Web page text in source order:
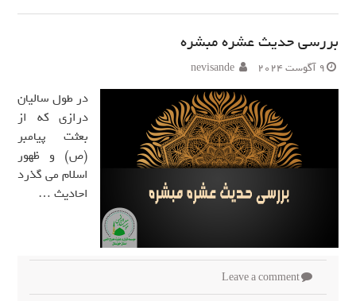
بررسی حدیث عشره مبشره
9 آگوست 2024 nevisande
در طول سالیان
درازی که از
بعثت پیامبر
(ص) و ظهور
اسلام می گذرد
احادیث …
Leave a comment